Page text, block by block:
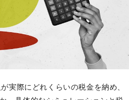
実際にどれくらいの税金を納め、